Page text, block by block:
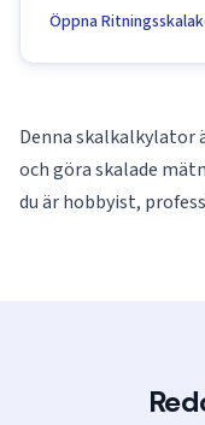
Öppna
Denna skalkalkylator
och göra skalade
du är hobbyist,